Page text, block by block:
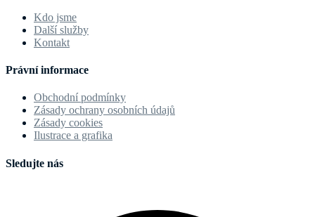
Kdo jsme
Další služby
Kontakt
Právní informace
Obchodní podmínky
Zásady ochrany osobních údajů
Zásady cookies
Ilustrace a grafika
Sledujte nás